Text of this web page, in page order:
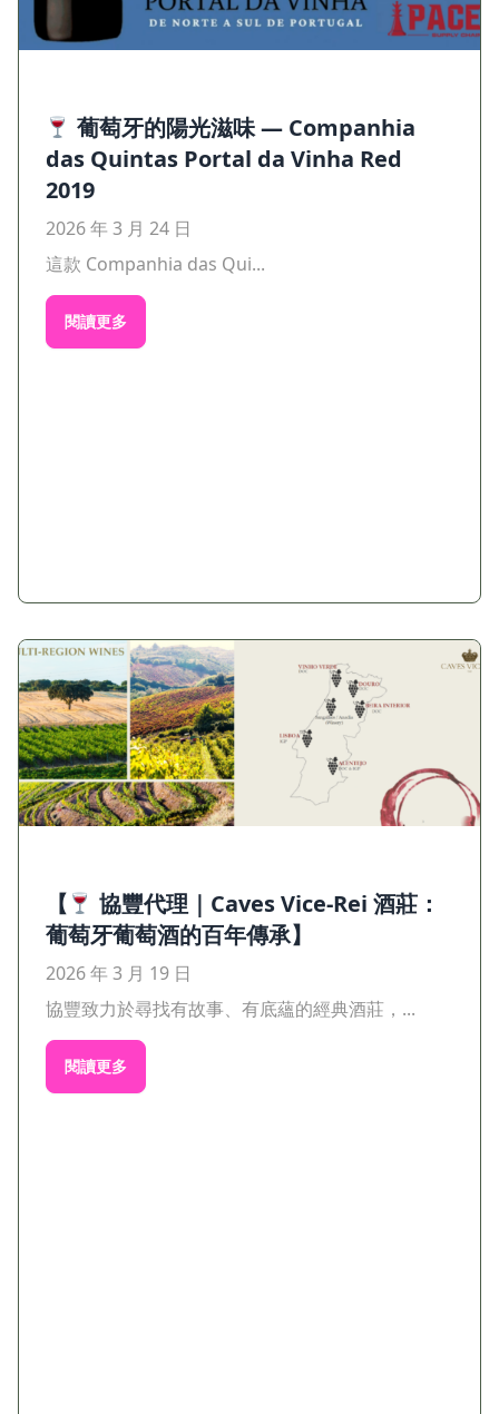
葡萄牙的陽光滋味 — Companhia
das Quintas Portal da Vinha Red
2019
2026 年 3 月 24 日
這款 Companhia das Qui...
閱讀更多
【
協豐代理｜Caves Vice-Rei 酒莊：
葡萄牙葡萄酒的百年傳承】
2026 年 3 月 19 日
協豐致力於尋找有故事、有底蘊的經典酒莊，...
閱讀更多